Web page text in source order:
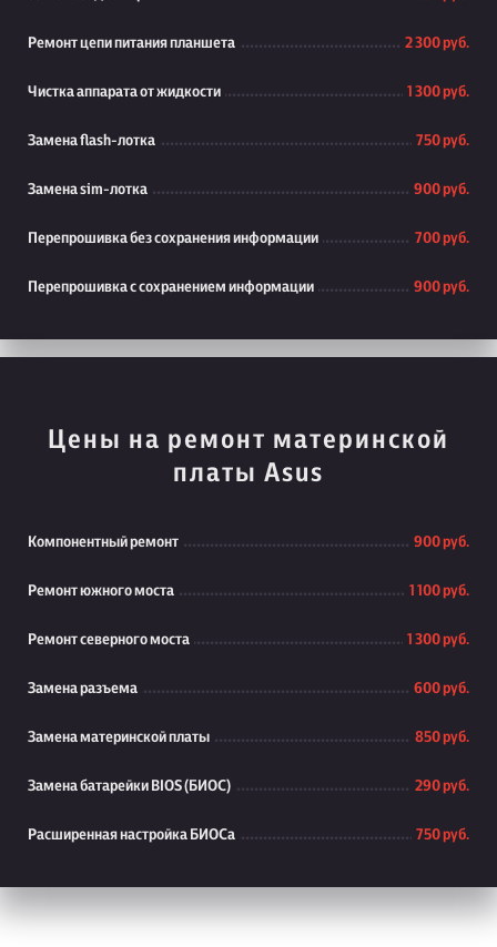
Ремонт цепи питания планшета 2 300 руб.
Чистка аппарата от жидкости 1 300 руб.
Замена flash-лотка 750 руб.
Замена sim-лотка 900 руб.
Перепрошивка без сохранения информации 700 руб.
Перепрошивка с сохранением информации 900 руб.
Цены на ремонт материнской
платы Asus
Компонентный ремонт 900 руб.
Ремонт южного моста 1 100 руб.
Ремонт северного моста 1 300 руб.
Замена разъема 600 руб.
Замена материнской платы 850 руб.
Замена батарейки BIOS (БИОС) 290 руб.
Расширенная настройка БИОСа 750 руб.